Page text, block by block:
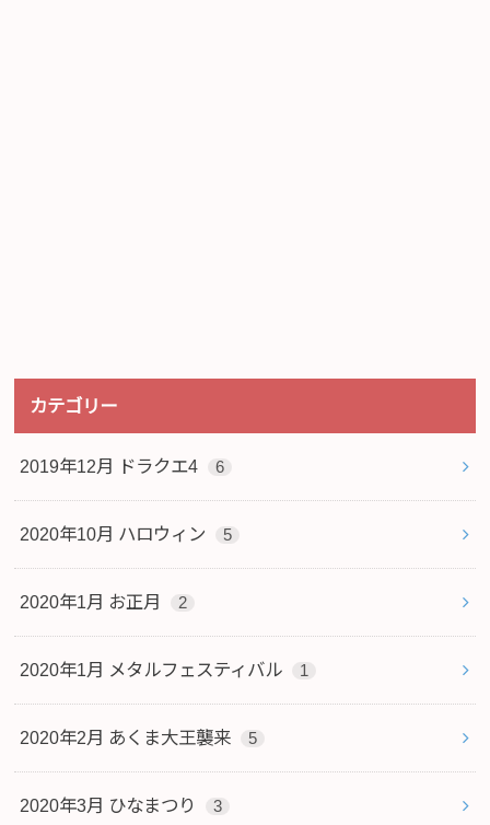
カテゴリー
2019年12月 ドラクエ4 6
2020年10月 ハロウィン 5
2020年1月 お正月 2
2020年1月 メタルフェスティバル 1
2020年2月 あくま大王襲来 5
2020年3月 ひなまつり 3